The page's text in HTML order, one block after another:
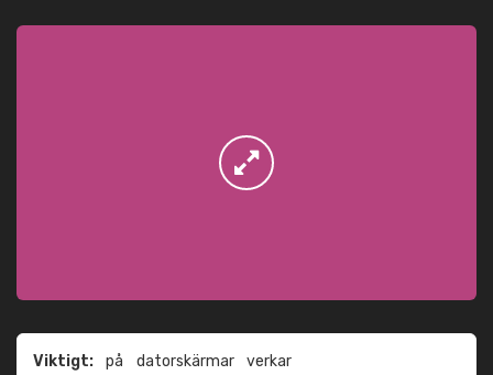
Viktigt: på datorskärmar verkar